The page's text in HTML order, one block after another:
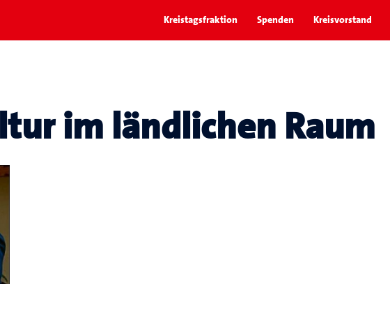
Kreistagsfraktion Spenden Kreisvorstand
im ländlichen Raum